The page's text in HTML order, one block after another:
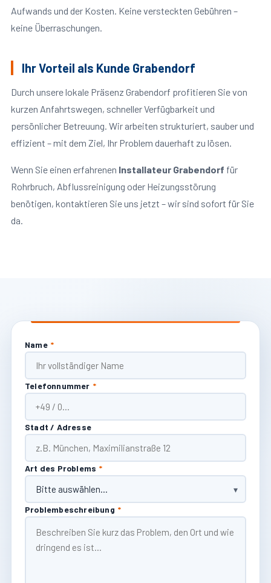
Aufwands und der Kosten. Keine versteckten Gebühren –
keine Überraschungen.
Ihr Vorteil als Kunde Grabendorf
Durch unsere lokale Präsenz Grabendorf profitieren Sie von
kurzen Anfahrtswegen, schneller Verfügbarkeit und
persönlicher Betreuung. Wir arbeiten strukturiert, sauber und
effizient – mit dem Ziel, Ihr Problem dauerhaft zu lösen.
Wenn Sie einen erfahrenen Installateur Grabendorf für
Rohrbruch, Abflussreinigung oder Heizungsstörung
benötigen, kontaktieren Sie uns jetzt – wir sind sofort für Sie
da.
Name *
Telefonnummer *
Stadt / Adresse
Art des Problems *
Problembeschreibung *